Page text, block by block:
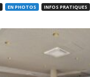
EN PHOTOS INFOS PRATIQUES